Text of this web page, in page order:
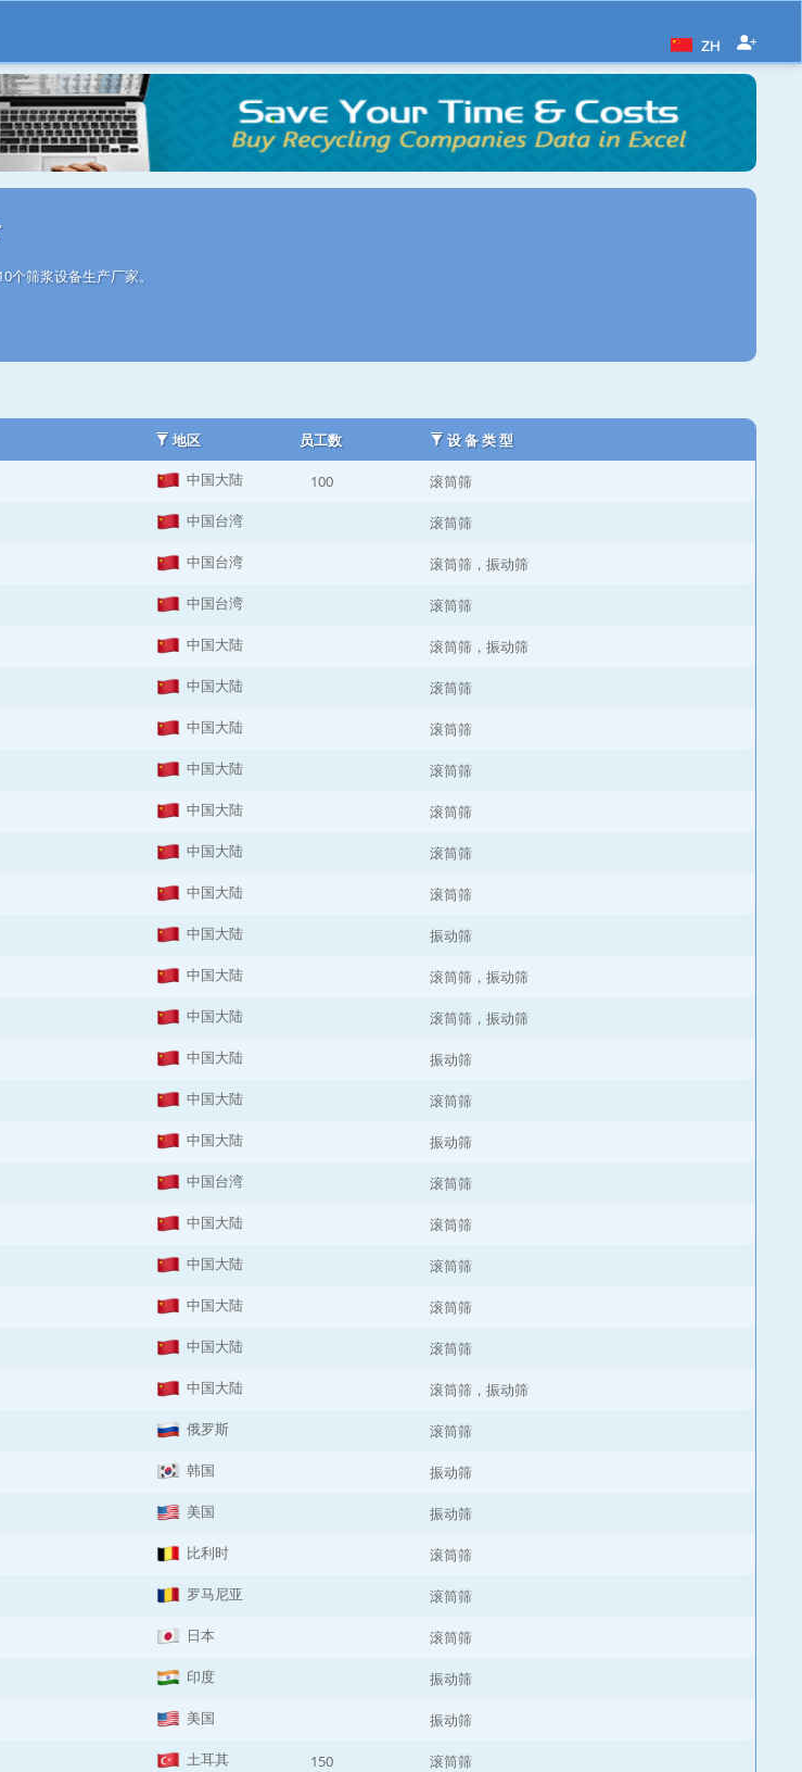
ZH
筛浆设备生产厂家。
地区 员工数 设 备 类 型
中国大陆 100 滚筒筛
中国台湾 滚筒筛
中国台湾 滚筒筛，振动筛
中国台湾 滚筒筛
中国大陆 滚筒筛，振动筛
中国大陆 滚筒筛
中国大陆 滚筒筛
中国大陆 滚筒筛
中国大陆 滚筒筛
中国大陆 滚筒筛
中国大陆 滚筒筛
中国大陆 振动筛
中国大陆 滚筒筛，振动筛
中国大陆 滚筒筛，振动筛
中国大陆 振动筛
中国大陆 滚筒筛
中国大陆 振动筛
中国台湾 滚筒筛
中国大陆 滚筒筛
中国大陆 滚筒筛
中国大陆 滚筒筛
中国大陆 滚筒筛
中国大陆 滚筒筛，振动筛
俄罗斯 滚筒筛
韩国 振动筛
美国 振动筛
比利时 滚筒筛
罗马尼亚 滚筒筛
日本 滚筒筛
印度 振动筛
美国 振动筛
土耳其 150 滚筒筛